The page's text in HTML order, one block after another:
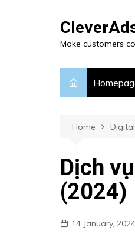
Make customers
Home
Dịch
(2024)
14 January, 2024